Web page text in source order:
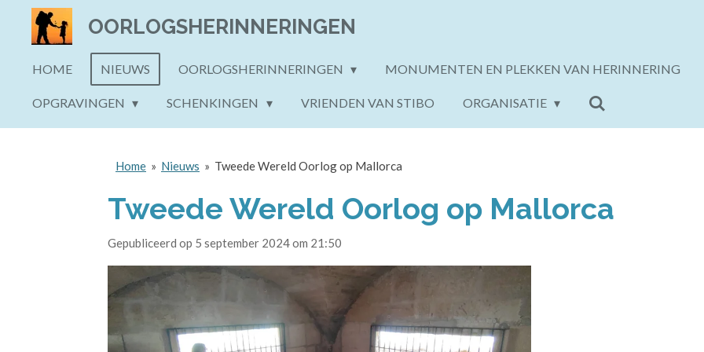
direct
hoofdinhoud
OORLOGSHERINNERINGEN
HOME NIEUWS OORLOGSHERINNERINGEN MONUMENTEN EN PLEKKEN VAN HERINNERING
OPGRAVINGEN SCHENKINGEN VRIENDEN VAN STIBO ORGANISATIE
Home » Nieuws » Tweede Wereld Oorlog op Mallorca
Tweede Wereld Oorlog op Mallorca
Gepubliceerd op 5 september 2024 om 21:50